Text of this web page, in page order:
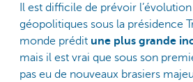
Il est difficile de prévoir
géopolitiques sous la présidence
monde prédit une plus grande
mais il est vrai que sous son
pas eu de nouveaux brasiers